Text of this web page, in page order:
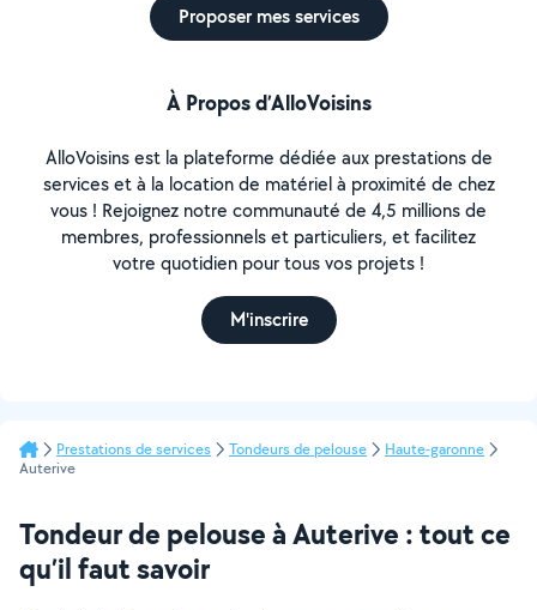
Proposer mes services
À Propos d’AlloVoisins
AlloVoisins est la plateforme dédiée aux prestations de
services et à la location de matériel à proximité de chez
vous ! Rejoignez notre communauté de 4,5 millions de
membres, professionnels et particuliers, et facilitez
votre quotidien pour tous vos projets !
M'inscrire
Prestations de services Tondeurs de pelouse
Haute-garonne
Auterive
Tondeur de pelouse à Auterive : tout ce
qu’il faut savoir